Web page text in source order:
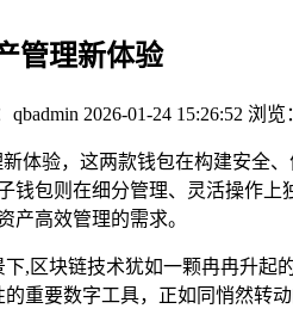
管理新体验
qbadmin 2026-01-24 15:26:52 浏览
体验，这两款钱包在构建安全
钱包则在细分管理、灵活操作
产高效管理的需求。
,区块链技术犹如一颗冉冉升
重要数字工具，正如同悄然